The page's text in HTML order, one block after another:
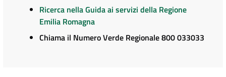
Ricerca nella Guida ai servizi della Regione
Emilia Romagna
Chiama il Numero Verde Regionale 800 033033